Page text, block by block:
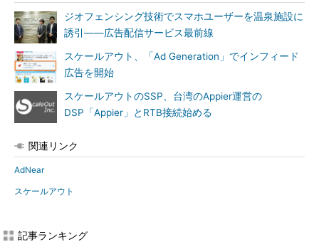
ジオフェンシング技術でスマホユーザーを温泉施設に
誘引――広告配信サービス最前線
スケールアウト、「Ad Generation」でインフィード
広告を開始
スケールアウトのSSP、台湾のAppier運営の
DSP「Appier」とRTB接続始める
関連リンク
AdNear
スケールアウト
記事ランキング